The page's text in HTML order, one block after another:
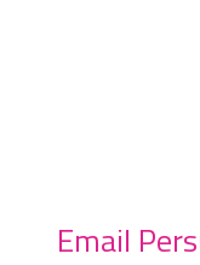
Email